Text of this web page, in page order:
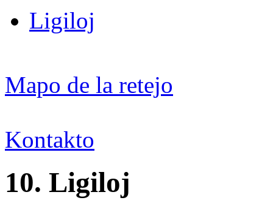
Ligiloj
Mapo de la retejo
Kontakto
10. Ligiloj